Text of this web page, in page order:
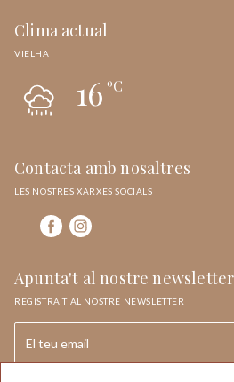
Clima actual
VIELHA
16ºC
Contacta amb nosaltres
LES NOSTRES XARXES SOCIALS
Apunta't al nostre newsletter
REGISTRA'T AL NOSTRE NEWSLETTER